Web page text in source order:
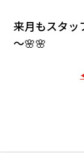
来月もスタッ
～🌸🌸